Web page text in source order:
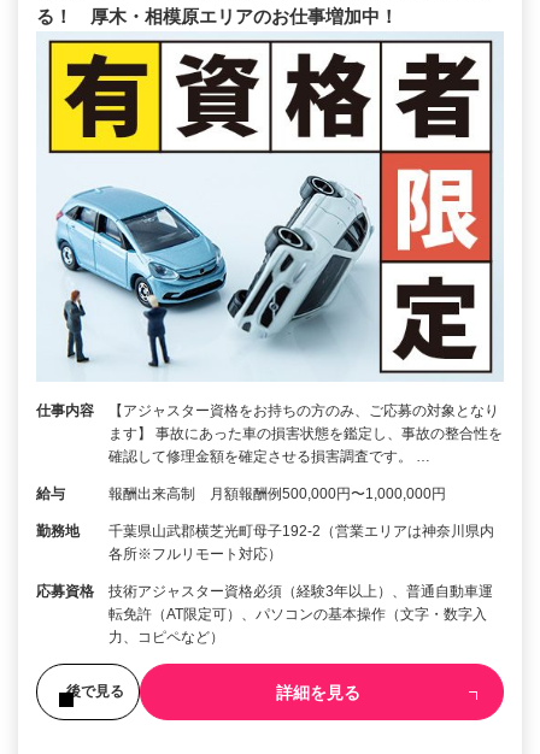
る！ 厚木・相模原エリアのお仕事増加中！
仕事内容
【アジャスター資格をお持ちの方のみ、ご応募の対象となり
ます】 事故にあった車の損害状態を鑑定し、事故の整合性を
確認して修理金額を確定させる損害調査です。 …
給与 報酬出来高制 月額報酬例500,000円〜1,000,000円
勤務地
千葉県山武郡横芝光町母子192-2（営業エリアは神奈川県内
各所※フルリモート対応）
応募資格
技術アジャスター資格必須（経験3年以上）、普通自動車運
転免許（AT限定可）、パソコンの基本操作（文字・数字入
力、コピペなど）
後で見る 詳細を見る